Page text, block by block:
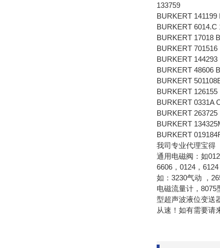
133759
BURKERT
BURKERT 6014.C
BURKERT 17018
BURKERT
BURKERT
BURKERT 48606
BURKERT
BURKERT
BURKERT 0331A
BURKERT
BURKERT
BURKERT
我司专业代理宝得
通用电磁阀：如
6606，0124，
如：3230气动 ，
电磁流量计，8075
型超声波液位变送
从速！如有需要请